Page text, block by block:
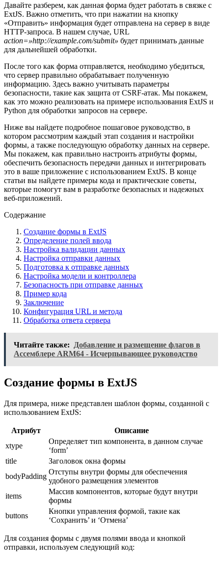
Давайте разберем, как данная форма будет работать в связке с
ExtJS. Важно отметить, что при нажатии на кнопку
«Отправить» информация будет отправлена на сервер в виде
HTTP-запроса. В нашем случае, URL
action=»http://example.com/submit» будет принимать данные
для дальнейшей обработки.
После того как форма отправляется, необходимо убедиться,
что сервер правильно обрабатывает полученную
информацию. Здесь важно учитывать параметры
безопасности, такие как защита от CSRF-атак. Мы покажем,
как это можно реализовать на примере использования ExtJS и
Python для обработки запросов на сервере.
Ниже вы найдете подробное пошаговое руководство, в
котором рассмотрим каждый этап создания и настройки
формы, а также последующую обработку данных на сервере.
Мы покажем, как правильно настроить атрибуты формы,
обеспечить безопасность передачи данных и интегрировать
это в ваше приложение с использованием ExtJS. В конце
статьи вы найдете примеры кода и практические советы,
которые помогут вам в разработке безопасных и надежных
веб-приложений.
Содержание
Создание формы в ExtJS
Определение полей ввода
Настройка валидации данных
Настройка отправки данных
Подготовка к отправке данных
Настройка модели и контроллера
Безопасность при отправке данных
Пример кода
Заключение
Конфигурация URL и метода
Обработка ответа сервера
Читайте также:
Добавление и размещение флагов в
Ассемблере ARM64 - Исчерпывающее руководство
Создание формы в ExtJS
Для примера, ниже представлен шаблон формы, созданной с
использованием ExtJS:
Атрибут
Описание
xtype
Определяет тип компонента, в данном случае
‘form’
title
Заголовок окна формы
bodyPadding
Отступы внутри формы для обеспечения
удобного размещения элементов
items
Массив компонентов, которые будут внутри
формы
buttons
Кнопки управления формой, такие как
‘Сохранить’ и ‘Отмена’
Для создания формы с двумя полями ввода и кнопкой
отправки, используем следующий код: